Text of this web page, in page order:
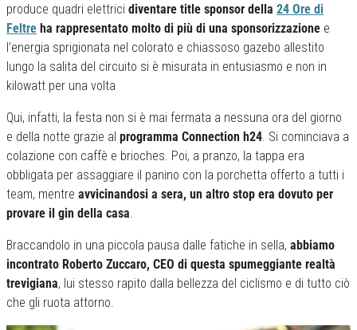
produce quadri elettrici diventare title sponsor della 24 Ore di
Feltre ha rappresentato molto di più di una sponsorizzazione e
l’energia sprigionata nel colorato e chiassoso gazebo allestito
lungo la salita del circuito si è misurata in entusiasmo e non in
kilowatt per una volta
Qui, infatti, la festa non si è mai fermata a nessuna ora del giorno
e della notte grazie al programma Connection h24. Si cominciava a
colazione con caffè e brioches. Poi, a pranzo, la tappa era
obbligata per assaggiare il panino con la porchetta offerto a tutti i
team, mentre avvicinandosi a sera, un altro stop era dovuto per
provare il gin della casa.
Braccandolo in una piccola pausa dalle fatiche in sella, abbiamo
incontrato Roberto Zuccaro, CEO di questa spumeggiante realtà
trevigiana, lui stesso rapito dalla bellezza del ciclismo e di tutto ciò
che gli ruota attorno.